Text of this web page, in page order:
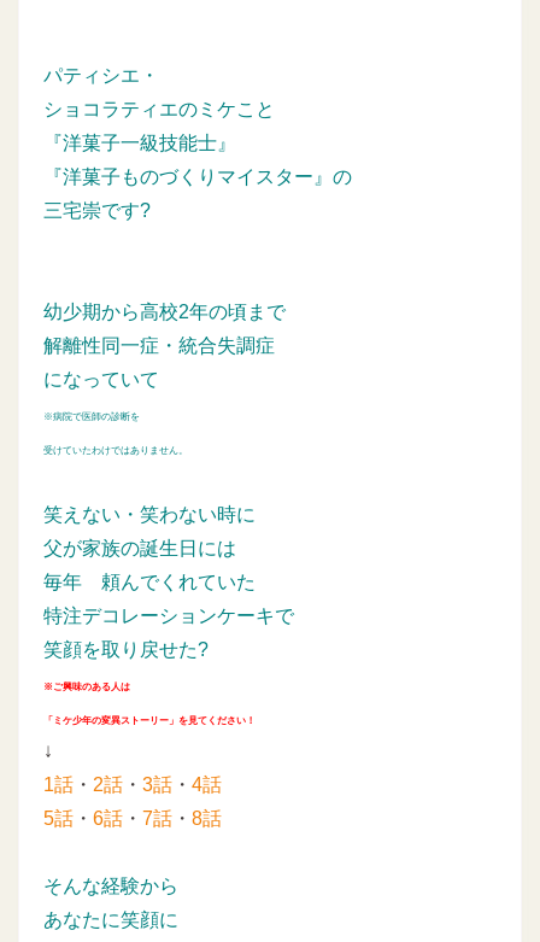
パティシエ・
ショコラティエのミケこと
『洋菓子一級技能士』
『洋菓子ものづくりマイスター』の
三宅崇です?
幼少期から高校2年の頃まで
解離性同一症・統合失調症
になっていて
※病院で医師の診断を
受けていたわけではありません。
笑えない・笑わない時に
父が家族の誕生日には
毎年 頼んでくれていた
特注デコレーションケーキで
笑顔を取り戻せた?
※ご興味のある人は
「ミケ少年の変異ストーリー」を見てください！
↓
1話 ・ 2話 ・ 3話 ・ 4話
5話 ・ 6話 ・ 7話 ・ 8話
そんな経験から
あなたに笑顔に